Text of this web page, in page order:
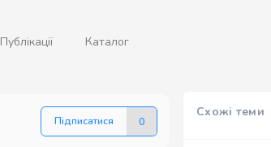
Публікації Каталог
Підписатися 0
Схожі теми